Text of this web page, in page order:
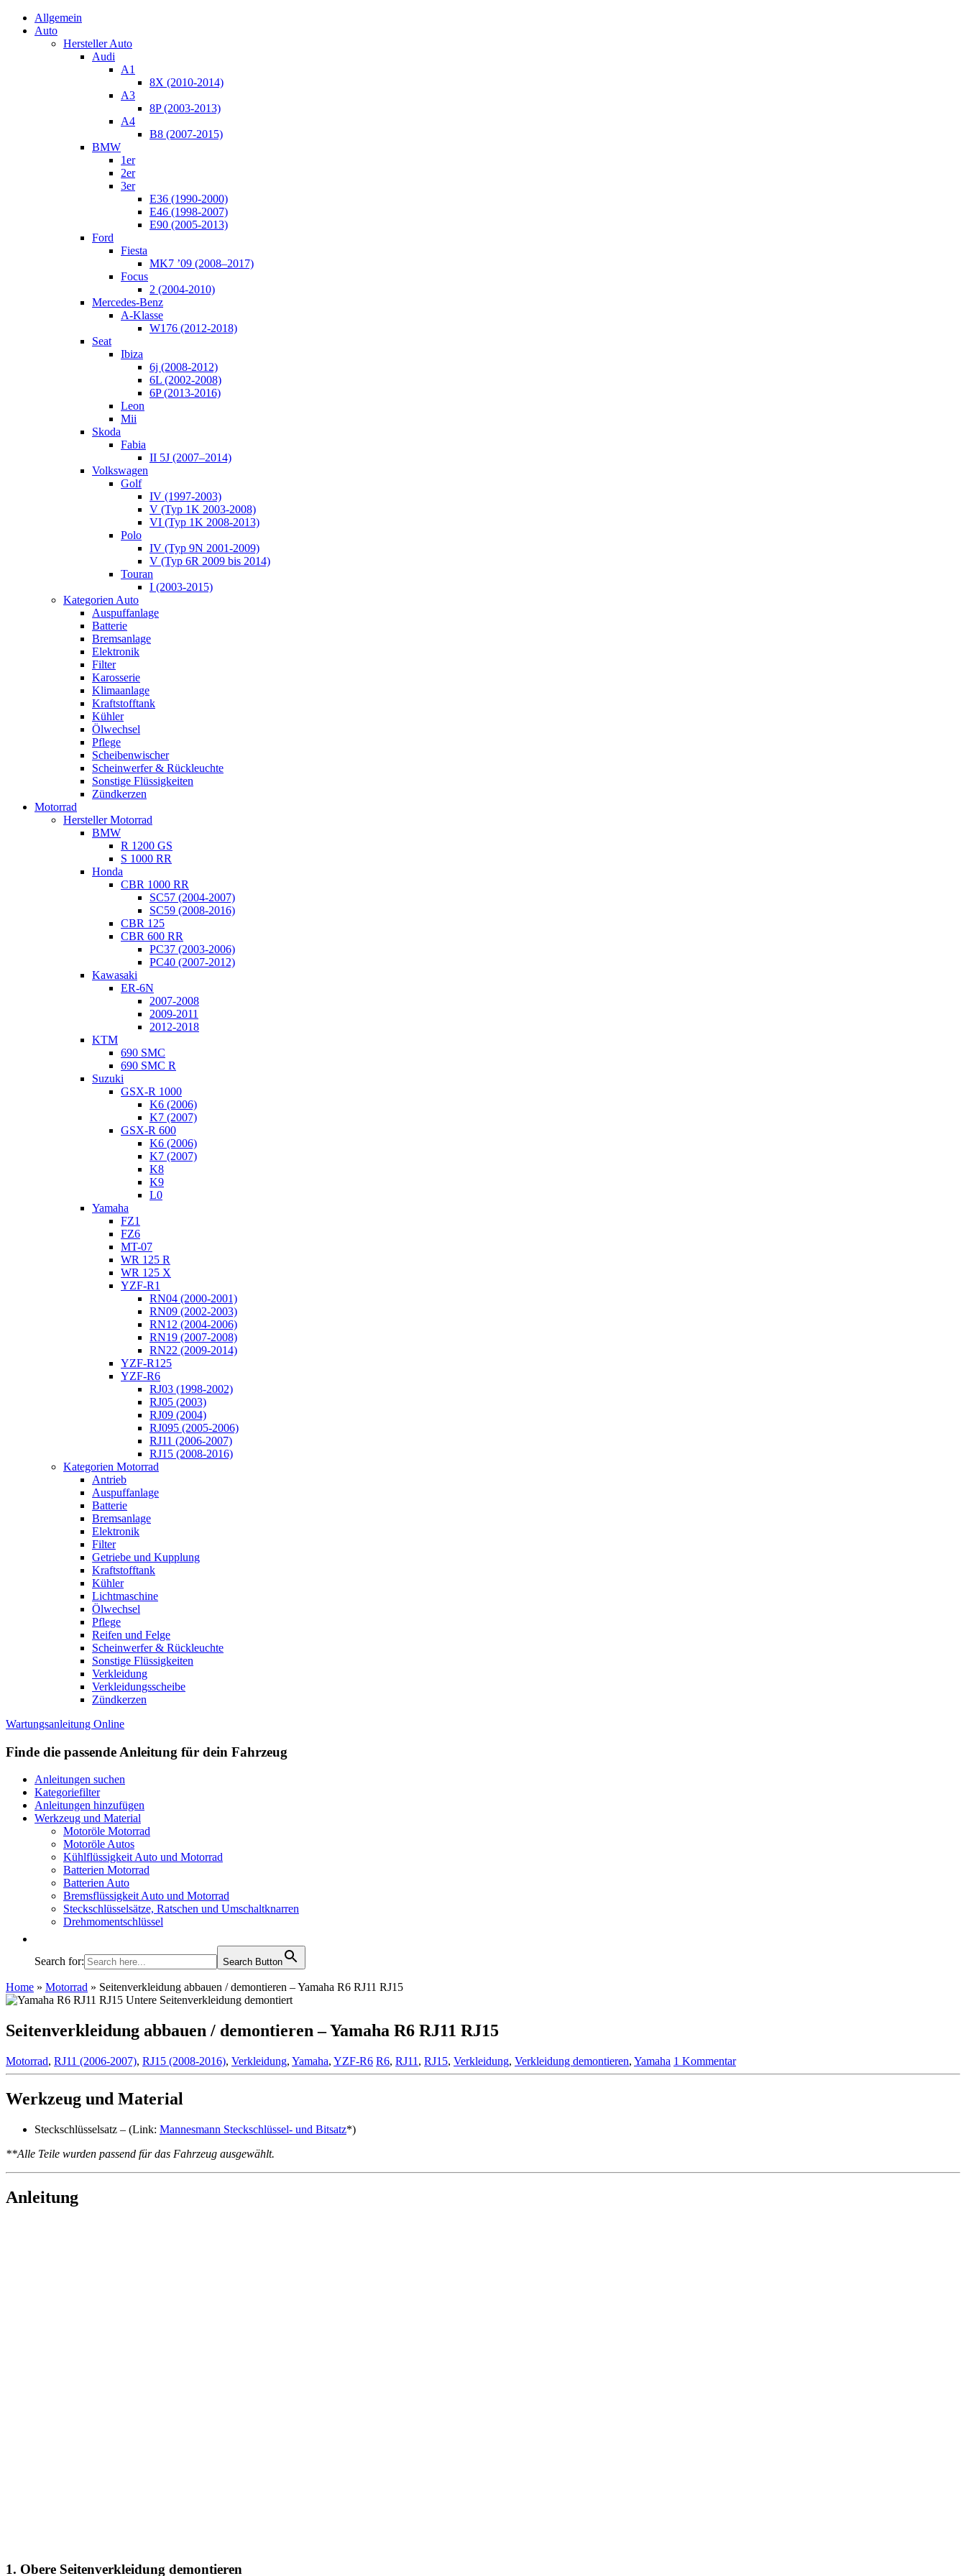
Allgemein
Auto
Hersteller Auto
Audi
A1
8X (2010-2014)
A3
8P (2003-2013)
A4
B8 (2007-2015)
BMW
1er
2er
3er
E36 (1990-2000)
E46 (1998-2007)
E90 (2005-2013)
Ford
Fiesta
MK7 ’09 (2008–2017)
Focus
2 (2004-2010)
Mercedes-Benz
A-Klasse
W176 (2012-2018)
Seat
Ibiza
6j (2008-2012)
6L (2002-2008)
6P (2013-2016)
Leon
Mii
Skoda
Fabia
II 5J (2007–2014)
Volkswagen
Golf
IV (1997-2003)
V (Typ 1K 2003-2008)
VI (Typ 1K 2008-2013)
Polo
IV (Typ 9N 2001-2009)
V (Typ 6R 2009 bis 2014)
Touran
I (2003-2015)
Kategorien Auto
Auspuffanlage
Batterie
Bremsanlage
Elektronik
Filter
Karosserie
Klimaanlage
Kraftstofftank
Kühler
Ölwechsel
Pflege
Scheibenwischer
Scheinwerfer & Rückleuchte
Sonstige Flüssigkeiten
Zündkerzen
Motorrad
Hersteller Motorrad
BMW
R 1200 GS
S 1000 RR
Honda
CBR 1000 RR
SC57 (2004-2007)
SC59 (2008-2016)
CBR 125
CBR 600 RR
PC37 (2003-2006)
PC40 (2007-2012)
Kawasaki
ER-6N
2007-2008
2009-2011
2012-2018
KTM
690 SMC
690 SMC R
Suzuki
GSX-R 1000
K6 (2006)
K7 (2007)
GSX-R 600
K6 (2006)
K7 (2007)
K8
K9
L0
Yamaha
FZ1
FZ6
MT-07
WR 125 R
WR 125 X
YZF-R1
RN04 (2000-2001)
RN09 (2002-2003)
RN12 (2004-2006)
RN19 (2007-2008)
RN22 (2009-2014)
YZF-R125
YZF-R6
RJ03 (1998-2002)
RJ05 (2003)
RJ09 (2004)
RJ095 (2005-2006)
RJ11 (2006-2007)
RJ15 (2008-2016)
Kategorien Motorrad
Antrieb
Auspuffanlage
Batterie
Bremsanlage
Elektronik
Filter
Getriebe und Kupplung
Kraftstofftank
Kühler
Lichtmaschine
Ölwechsel
Pflege
Reifen und Felge
Scheinwerfer & Rückleuchte
Sonstige Flüssigkeiten
Verkleidung
Verkleidungsscheibe
Zündkerzen
Wartungsanleitung Online
Finde die passende Anleitung für dein Fahrzeug
Anleitungen suchen
Kategoriefilter
Anleitungen hinzufügen
Werkzeug und Material
Motoröle Motorrad
Motoröle Autos
Kühlflüssigkeit Auto und Motorrad
Batterien Motorrad
Batterien Auto
Bremsflüssigkeit Auto und Motorrad
Steckschlüsselsätze, Ratschen und Umschaltknarren
Drehmomentschlüssel
Search for: Search Button
Home » Motorrad » Seitenverkleidung abbauen / demontieren – Yamaha R6 RJ11 RJ15
Seitenverkleidung abbauen / demontieren – Yamaha R6 RJ11 RJ15
Motorrad, RJ11 (2006-2007), RJ15 (2008-2016), Verkleidung, Yamaha, YZF-R6 R6, RJ11 , RJ15, Verkleidung, Verkleidung demontieren, Yamaha 1 Kommentar
Werkzeug und Material
Steckschlüsselsatz – (Link: Mannesmann Steckschlüssel- und Bitsatz*)
**Alle Teile wurden passend für das Fahrzeug ausgewählt.
Anleitung
1. Obere Seitenverkleidung demontieren